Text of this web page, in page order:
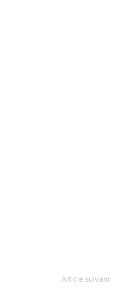
Article suivant